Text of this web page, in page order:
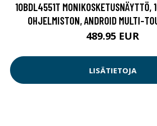
10BDL4551T MONIKOSKETUSNÄYTTÖ,
OHJELMISTON, ANDROID MULTI-
489.95 EUR
LISÄTIETOJA